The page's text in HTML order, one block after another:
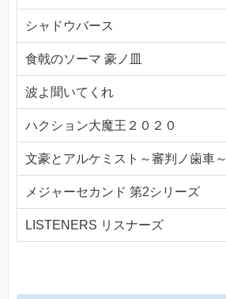
シャドウバース
食戟のソーマ 豪ノ皿
波よ聞いてくれ
ハクション大魔王２０２０
文豪とアルケミスト～審判ノ歯車～
メジャーセカンド 第2シリーズ
LISTENERS リスナーズ